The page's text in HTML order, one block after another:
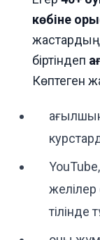
көбіне
жастардың
біртіндеп
Көптеген
желілер
тілінде